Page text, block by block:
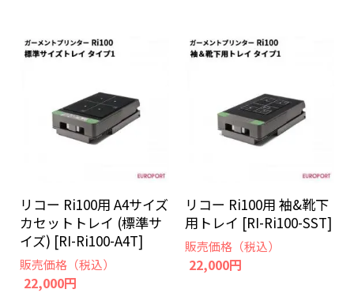
リコー Ri100用 A4サイズ
カセットトレイ (標準サ
イズ) [RI-Ri100-A4T]
販売価格（税込）
22,000円
リコー Ri100用 袖&靴下
用トレイ [RI-Ri100-SST]
販売価格（税込）
22,000円